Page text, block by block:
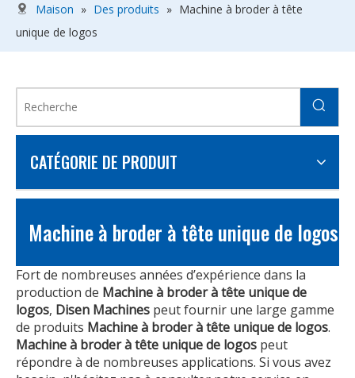
Maison » Des produits » Machine à broder à tête
unique de logos
CATÉGORIE DE PRODUIT
Machine à broder à tête unique de logos
Fort de nombreuses années d’expérience dans la
production de Machine à broder à tête unique de
logos, Disen Machines peut fournir une large gamme
de produits Machine à broder à tête unique de logos.
Machine à broder à tête unique de logos peut
répondre à de nombreuses applications. Si vous avez